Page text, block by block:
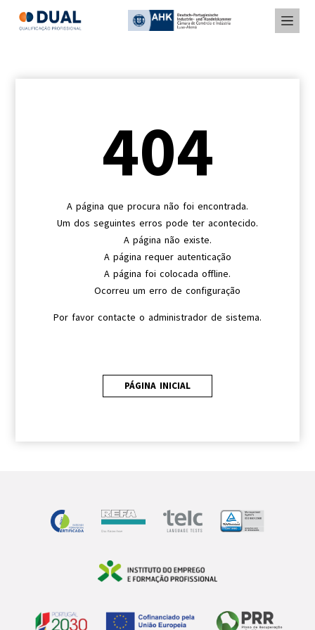
404
A página que procura não foi encontrada.
Um dos seguintes erros pode ter acontecido.
A página não existe.
A página requer autenticação
A página foi colocada offline.
Ocorreu um erro de configuração
Por favor contacte o administrador de sistema.
PÁGINA INICIAL